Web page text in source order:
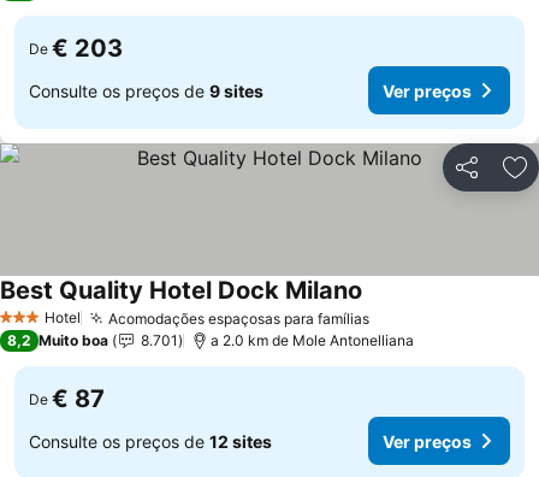
De € 203
Consulte os preços de 9 sites Ver preços
Partilhar
3 EstrelasHotel Acomodações espaçosas para famílias
Best Quality Hotel Dock Milano
8,2 Muito boa 8.701 a 2.0 km de Mole Antonelliana
De € 87
Consulte os preços de 12 sites Ver preços